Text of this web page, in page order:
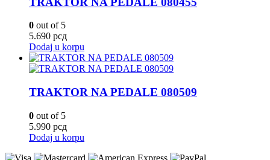
0 out of 5
5.690 рсд
Dodaj u korpu
TRAKTOR NA PEDALE 080509
0 out of 5
5.990 рсд
Dodaj u korpu